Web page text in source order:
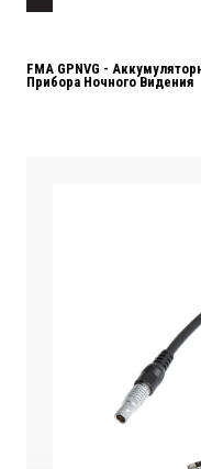
FMA GPNVG -
Прибора Ночного Видения